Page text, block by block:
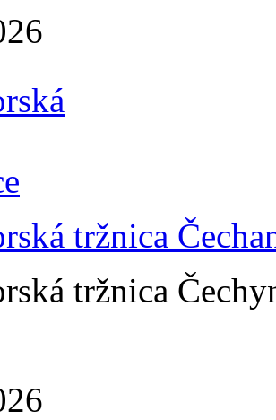
tržnica
tržnica